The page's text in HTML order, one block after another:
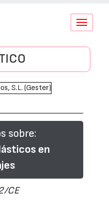
Conmutar
sobre:
en
CE